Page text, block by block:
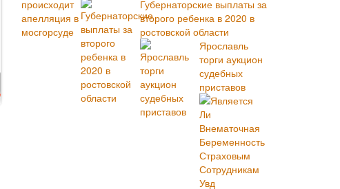
Губернаторские выплаты за
второго ребенка в 2020 в
ростовской области
Ярославль
торги аукцион
судебных
приставов